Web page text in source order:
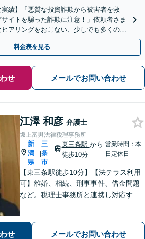
実績】「悪質な投資詐欺から被害者を救
イトを騙った詐欺に注意！」依頼者さま
アリングをおこない、少しでも多くの返
す！
料金表を見る
せ メールでお問い合わせ
江澤 和彦 弁護士
坂上富男法律税理事務所
新
潟
県
|
三
条
市
東三条駅 から
徒歩10分
営業時間：本
日定休日
【東三条駅徒歩10分】【法テラス利用
可】離婚、相続、刑事事件、借金問題
など。税理士事務所と連携し対応する
まずはお気軽にご相談ください【休
せ メールでお問い合わせ